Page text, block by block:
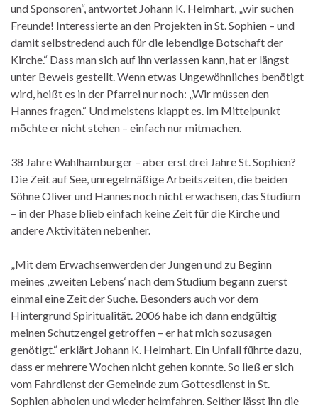
und Sponsoren“, antwortet Johann K. Helmhart, „wir suchen
Freunde! Interessierte an den Projekten in St. Sophien – und
damit selbstredend auch für die lebendige Botschaft der
Kirche.“ Dass man sich auf ihn verlassen kann, hat er längst
unter Beweis gestellt. Wenn etwas Ungewöhnliches benötigt
wird, heißt es in der Pfarrei nur noch: „Wir müssen den
Hannes fragen.“ Und meistens klappt es. Im Mittelpunkt
möchte er nicht stehen – einfach nur mitmachen.
38 Jahre Wahlhamburger – aber erst drei Jahre St. Sophien?
Die Zeit auf See, unregelmäßige Arbeitszeiten, die beiden
Söhne Oliver und Hannes noch nicht erwachsen, das Studium
– in der Phase blieb einfach keine Zeit für die Kirche und
andere Aktivitäten nebenher.
„Mit dem Erwachsenwerden der Jungen und zu Beginn
meines ‚zweiten Lebens‘ nach dem Studium begann zuerst
einmal eine Zeit der Suche. Besonders auch vor dem
Hintergrund Spiritualität. 2006 habe ich dann endgültig
meinen Schutzengel getroffen – er hat mich sozusagen
genötigt.“ erklärt Johann K. Helmhart. Ein Unfall führte dazu,
dass er mehrere Wochen nicht gehen konnte. So ließ er sich
vom Fahrdienst der Gemeinde zum Gottesdienst in St.
Sophien abholen und wieder heimfahren. Seither lässt ihn die